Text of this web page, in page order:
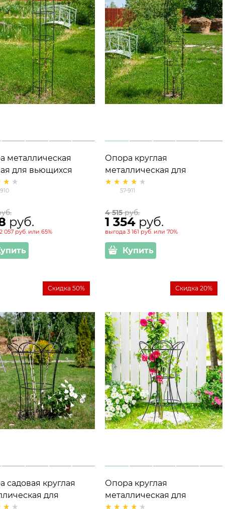
металлическая
для вьющихся
57-910 высота
руб.
2 057 руб. или65%
Опора круглая
металлическая для
растений 57-911 высота
193см
57-911
4 515 руб.
1 354 руб.
выгода3 161 руб. или70%
Купить
садовая круглая
для
Скидка 50%
Опора круглая
металлическая для
Скидка 20%